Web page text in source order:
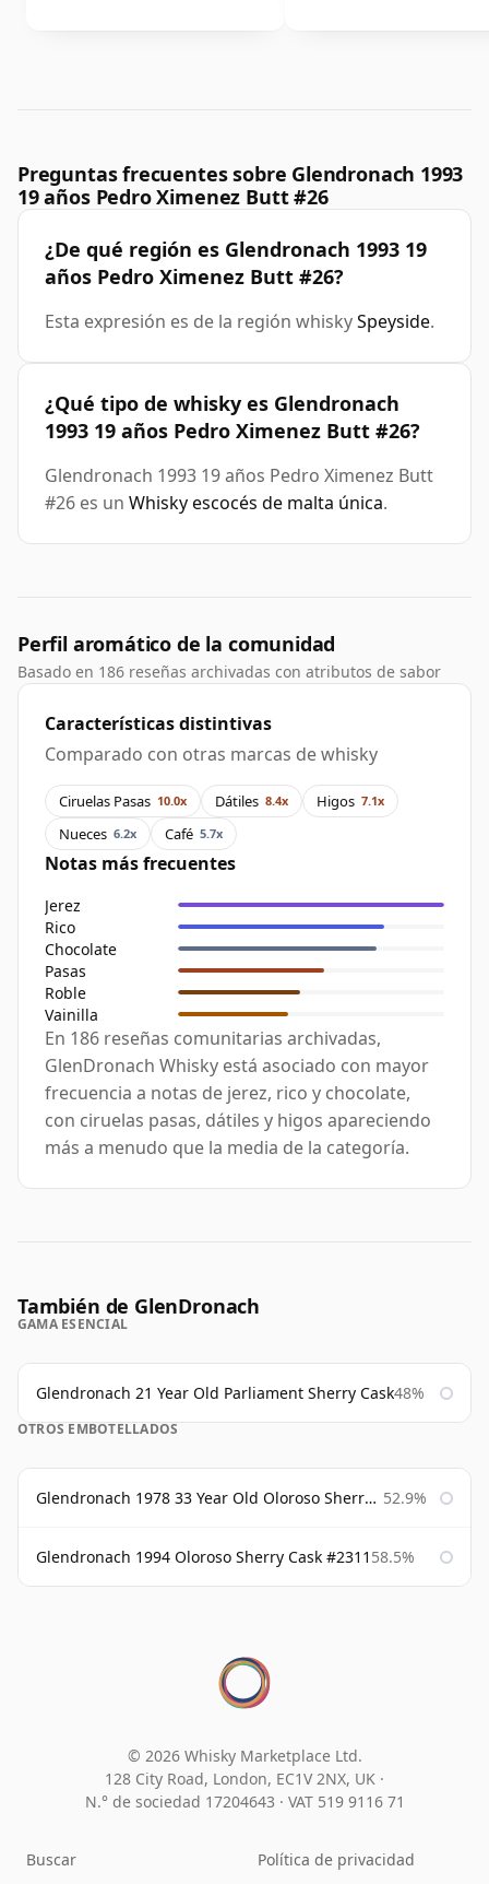
Preguntas frecuentes sobre Glendronach 1993
19 años Pedro Ximenez Butt #26
¿De qué región es Glendronach 1993 19
años Pedro Ximenez Butt #26?
Esta expresión es de la región whiskySpeyside.
¿Qué tipo de whisky es Glendronach
1993 19 años Pedro Ximenez Butt #26?
Glendronach 1993 19 años Pedro Ximenez Butt
#26 es un Whisky escocés de malta única.
Perfil aromático de la comunidad
Basado en 186 reseñas archivadas con atributos de sabor
Características distintivas
Comparado con otras marcas de whisky
Ciruelas Pasas 10.0x Dátiles 8.4x Higos 7.1x
Nueces 6.2x Café 5.7x
Notas más frecuentes
Jerez
Rico
Chocolate
Pasas
Roble
Vainilla
En 186 reseñas comunitarias archivadas,
GlenDronach Whisky está asociado con mayor
frecuencia a notas de jerez, rico y chocolate,
con ciruelas pasas, dátiles y higos apareciendo
más a menudo que la media de la categoría.
También de GlenDronach
GAMA ESENCIAL
Glendronach 21 Year Old Parliament Sherry Cask48%
OTROS EMBOTELLADOS
Glendronach 1978 33 Year Old Oloroso Sherry Cask #1068 52.9%
Glendronach 1994 Oloroso Sherry Cask #2311 58.5%
© 2026 Whisky Marketplace Ltd.
128 City Road, London, EC1V 2NX, UK ·
N.° de sociedad 17204643 · VAT 519 9116 71
Buscar Política de privacidad